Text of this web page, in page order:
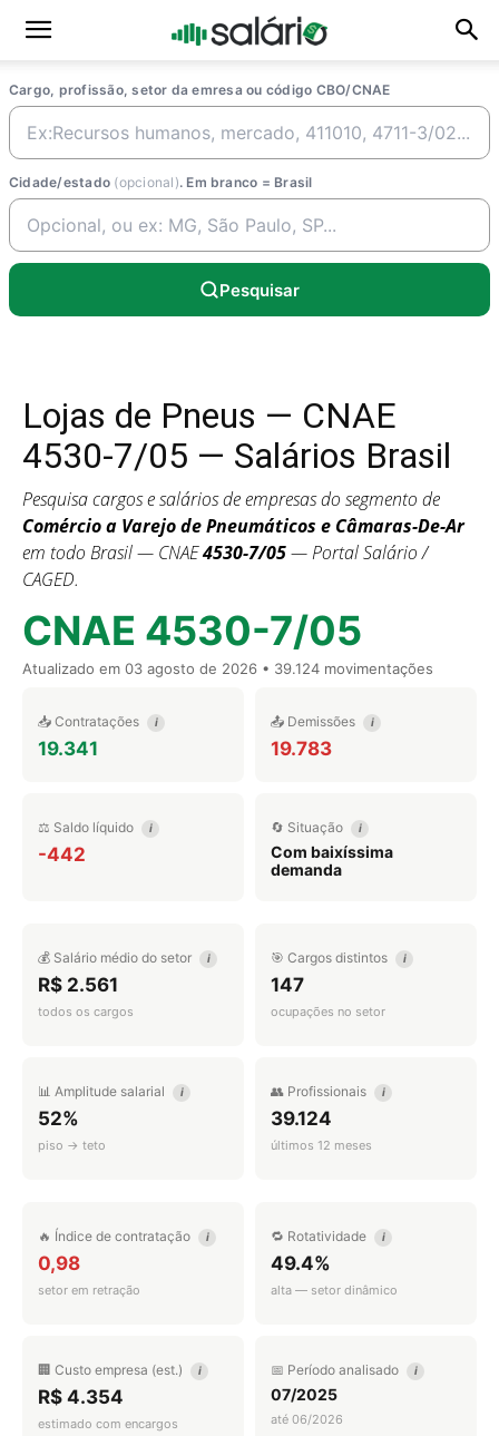
Cargo, profissão, setor da emresa ou código CBO/CNAE
Cidade/estado (opcional). Em branco = Brasil
Pesquisar
Lojas de Pneus — CNAE
4530-7/05 — Salários Brasil
Pesquisa cargos e salários de empresas do segmento de
Comércio a Varejo de Pneumáticos e Câmaras-De-Ar
em todo Brasil — CNAE4530-7/05— Portal Salário /
CAGED.
CNAE 4530-7/05
Atualizado em 03 agosto de 2026 • 39.124 movimentações
📥 Contratações i
19.341
📤 Demissões i
19.783
⚖️ Saldo líquido i
-442
🔄 Situação i
Com baixíssima
demanda
💰 Salário médio do setor i
R$ 2.561
todos os cargos
🎯 Cargos distintos i
147
ocupações no setor
📊 Amplitude salarial i
52%
piso → teto
👥 Profissionais i
39.124
últimos 12 meses
🔥 Índice de contratação i
0,98
setor em retração
🔁 Rotatividade i
49.4%
alta — setor dinâmico
🏢 Custo empresa (est.) i
R$ 4.354
estimado com encargos
📅 Período analisado i
07/2025
até 06/2026